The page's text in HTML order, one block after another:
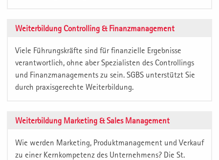
Weiterbildung Controlling & Finanzmanagement
Viele Führungskräfte sind für finanzielle Ergebnisse
verantwortlich, ohne aber Spezialisten des Controllings
und Finanzmanagements zu sein. SGBS unterstützt Sie
durch praxisgerechte Weiterbildung.
Weiterbildung Marketing & Sales Management
Wie werden Marketing, Produktmanagement und Verkauf
zu einer Kernkompetenz des Unternehmens? Die St.